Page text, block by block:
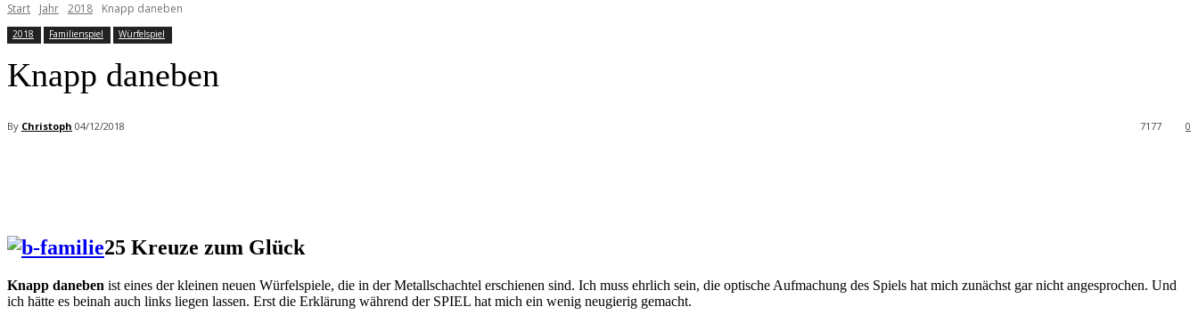
Start Jahr 2018 Knapp daneben
2018 Familienspiel Würfelspiel
Knapp daneben
By Christoph 04/12/2018 0
7177
25 Kreuze zum Glück
Knapp daneben ist eines der kleinen neuen Würfelspiele, die in der Metallschachtel erschienen sind. Ich muss ehrlich sein, die optische Aufmachung des Spiels hat mich zunächst gar nicht angesprochen. Und
ich hätte es beinah auch links liegen lassen. Erst die Erklärung während der SPIEL hat mich ein wenig neugierig gemacht.